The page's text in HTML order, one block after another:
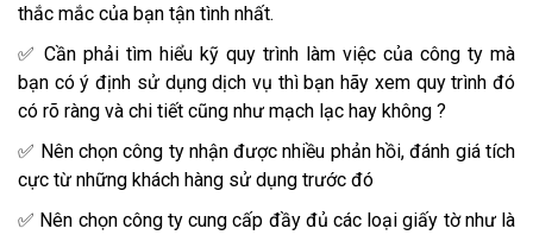
thắc mắc của bạn tận tình nhất.
✅ Cần phải tìm hiểu kỹ quy trình làm việc của công ty mà
bạn có ý định sử dụng dịch vụ thì bạn hãy xem quy trình đó
có rõ ràng và chi tiết cũng như mạch lạc hay không ?
✅ Nên chọn công ty nhận được nhiều phản hồi, đánh giá tích
cực từ những khách hàng sử dụng trước đó
✅ Nên chọn công ty cung cấp đầy đủ các loại giấy tờ như là